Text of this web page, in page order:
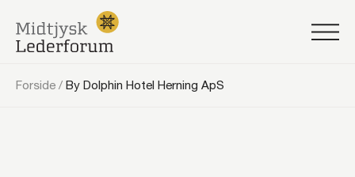
Forside / By Dolphin Hotel Herning ApS